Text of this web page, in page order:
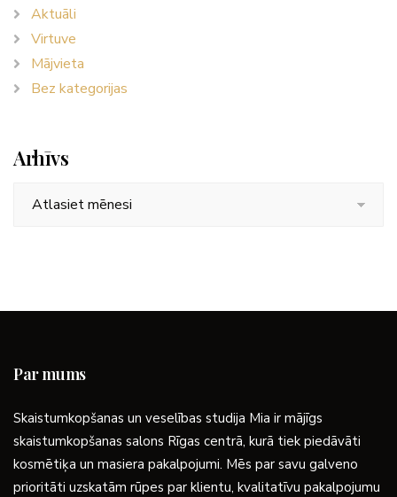
Aktuāli
Virtuve
Mājvieta
Bez kategorijas
Arhīvs
Par mums
Skaistumkopšanas un veselības studija Mia ir mājīgs
skaistumkopšanas salons Rīgas centrā, kurā tiek piedāvāti
kosmētiķa un masiera pakalpojumi. Mēs par savu galveno
prioritāti uzskatām rūpes par klientu, kvalitatīvu pakalpojumu